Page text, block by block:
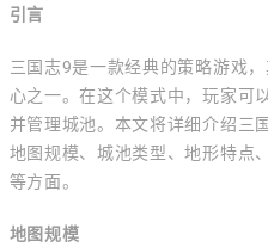
引言
三国志9是一款经典的策略游戏
心之一。在这个模式中，玩家可
并管理城池。本文将详细介绍三
地图规模、城池类型、地形特点
等方面。
地图规模